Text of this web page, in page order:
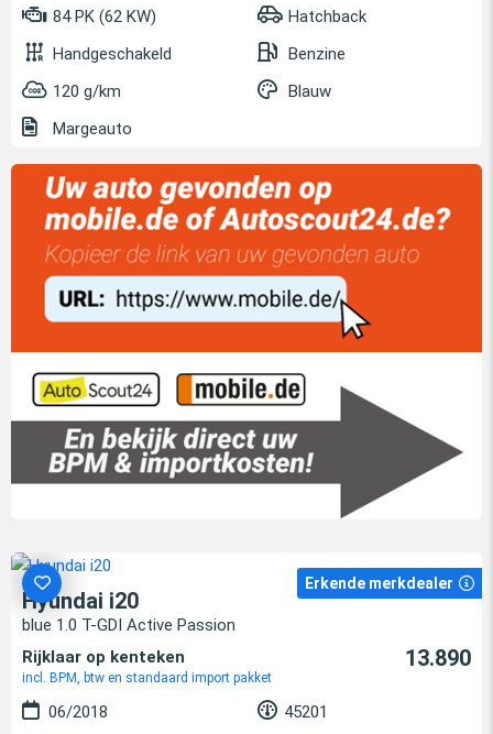
84 PK (62 KW)
Hatchback
Handgeschakeld
Benzine
120 g/km
Blauw
Margeauto
Erkende merkdealer
Hyundai i20
blue 1.0 T-GDI Active Passion
Rijklaar op kenteken
incl. BPM, btw en standaard import pakket
13.890
06/2018 45201